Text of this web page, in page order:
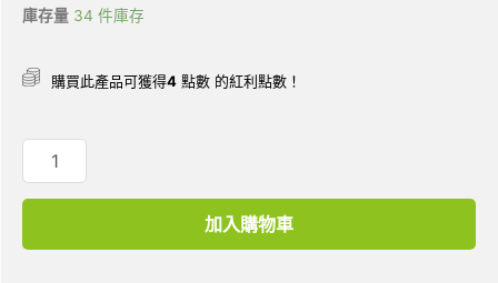
庫存量 34 件庫存
購買此產品可獲得4 點數 的紅利點數！
加入購物車